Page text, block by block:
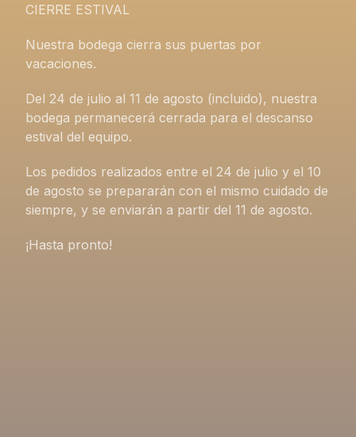
CIERRE ESTIVAL
Nuestra bodega cierra sus puertas por
vacaciones.
Del 24 de julio al 11 de agosto (incluido), nuestra
bodega permanecerá cerrada para el descanso
estival del equipo.
Los pedidos realizados entre el 24 de julio y el 10
de agosto se prepararán con el mismo cuidado de
siempre, y se enviarán a partir del 11 de agosto.
¡Hasta pronto!